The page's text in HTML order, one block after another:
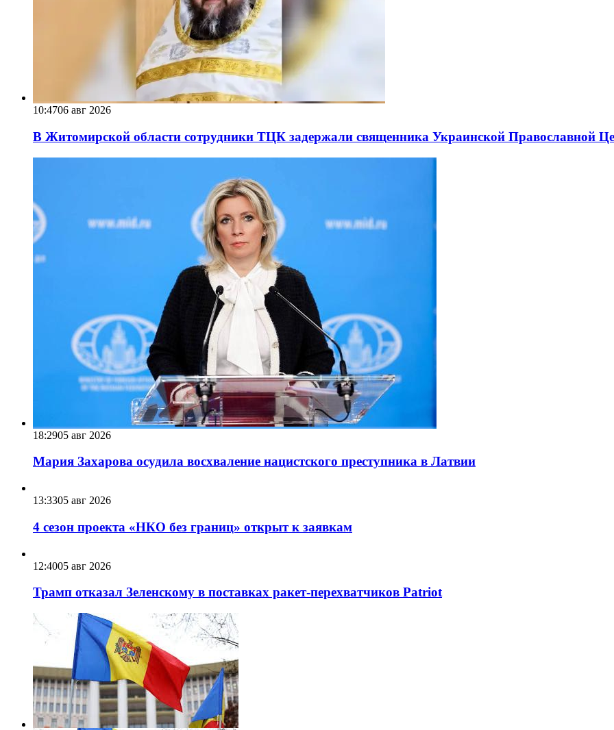
10:4706 авг 2026
В Житомирской области сотрудники ТЦК задержали священника Украинской Православной
18:2905 авг 2026
Мария Захарова осудила восхваление нацистского преступника в Латвии
13:3305 авг 2026
4 сезон проекта «НКО без границ» открыт к заявкам
12:4005 авг 2026
Трамп отказал Зеленскому в поставках ракет-перехватчиков Patriot